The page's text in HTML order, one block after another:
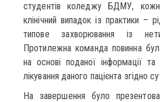
студентів коледжу БДМУ,
клінічний випадок із практики –
типове захворювання із
Протилежна команда повинна
на основі поданої інформації та
лікування даного пацієнта згідно
На завершення було